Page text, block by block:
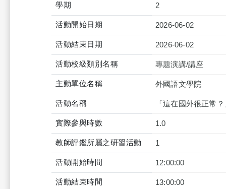
學期 2
活動開始日期 2026-06-02
活動結束日期 2026-06-02
活動校級類別名稱 專題演講/講座
主動單位名稱 外國語文學院
活動名稱 「這在國外很正常
實際參與時數 1.0
教師評鑑所屬之研習活動 1
活動開始時間 12:00:00
活動結束時間 13:00:00